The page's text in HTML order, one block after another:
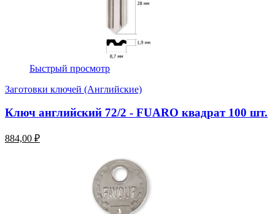
Быстрый просмотр
Заготовки ключей (Английские)
Ключ английский 72/2 - FUARO квадрат 100 шт.
884,00 ₽